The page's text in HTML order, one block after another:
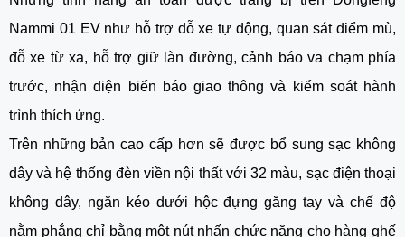
Nammi 01 EV như hỗ trợ đỗ xe tự động, quan sát điểm mù,
đỗ xe từ xa, hỗ trợ giữ làn đường, cảnh báo va chạm phía
trước, nhận diện biển báo giao thông và kiểm soát hành
trình thích ứng.
Trên những bản cao cấp hơn sẽ được bổ sung sạc không
dây và hệ thống đèn viền nội thất với 32 màu, sạc điện thoại
không dây, ngăn kéo dưới hộc đựng găng tay và chế độ
nằm phẳng chỉ bằng một nút nhấn chức năng cho hàng ghế